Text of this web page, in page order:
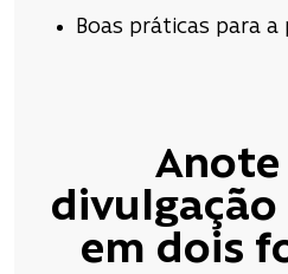
Boas práticas para
Anote
divulgação
em dois